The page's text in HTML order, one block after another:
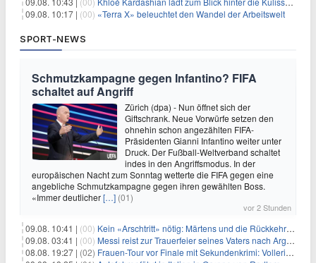
09.08. 10:17 | (00) «Terra X» beleuchtet den Wandel der Arbeitswelt
SPORT-NEWS
Schmutzkampagne gegen Infantino? FIFA
schaltet auf Angriff
Zürich (dpa) - Nun öffnet sich der
Giftschrank. Neue Vorwürfe setzen den
ohnehin schon angezählten FIFA-
Präsidenten Gianni Infantino weiter unter
Druck. Der Fußball-Weltverband schaltet
indes in den Angriffsmodus. In der
europäischen Nacht zum Sonntag wetterte die FIFA gegen eine
angebliche Schmutzkampagne gegen ihren gewählten Boss.
«Immer deutlicher[…] (01)
vor 2 Stunden
09.08. 10:41 | (00) Kein «Arschtritt» nötig: Märtens und die Rückkehr nach Paris
09.08. 03:41 | (00) Messi reist zur Trauerfeier seines Vaters nach Argentinien
08.08. 19:27 | (02) Frauen-Tour vor Finale mit Sekundenkrimi: Vollering in Gelb